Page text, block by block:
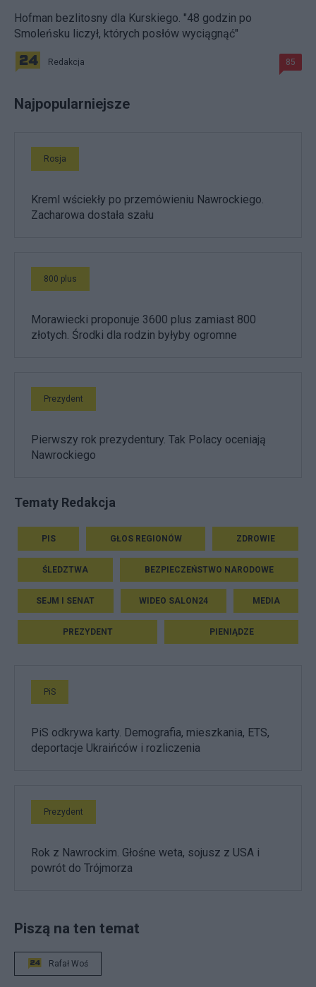
Hofman bezlitosny dla Kurskiego. "48 godzin po
Smoleńsku liczył, których posłów wyciągnąć"
Redakcja 85
Najpopularniejsze
Rosja
Kreml wściekły po przemówieniu Nawrockiego.
Zacharowa dostała szału
800 plus
Morawiecki proponuje 3600 plus zamiast 800
złotych. Środki dla rodzin byłyby ogromne
Prezydent
Pierwszy rok prezydentury. Tak Polacy oceniają
Nawrockiego
Tematy Redakcja
PIS GŁOS REGIONÓW ZDROWIE
ŚLEDZTWA BEZPIECZEŃSTWO NARODOWE
SEJM I SENAT WIDEO SALON24 MEDIA
PREZYDENT PIENIĄDZE
PiS
PiS odkrywa karty. Demografia, mieszkania, ETS,
deportacje Ukraińców i rozliczenia
Prezydent
Rok z Nawrockim. Głośne weta, sojusz z USA i
powrót do Trójmorza
Piszą na ten temat
Rafał Woś